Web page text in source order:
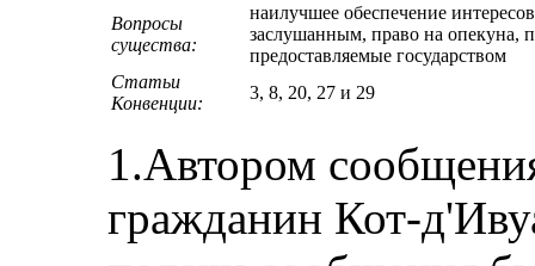
Вопросы
существа:
наилучшее обеспечение
заслушанным, право на опекуна,
предоставляемые государством
Статьи
Конвенции:
3, 8, 20, 27 и 29
1.Автором
гражданин Кот-